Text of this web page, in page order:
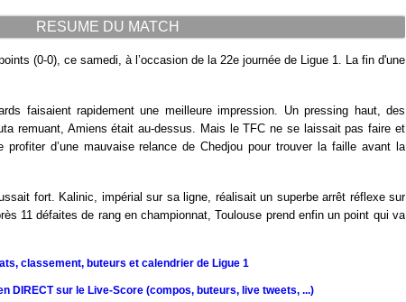
RESUME DU MATCH
(0-0), ce samedi, à l’occasion de la 22e journée de Ligue 1. La fin d'une
faisaient rapidement une meilleure impression. Un pressing haut, des
remuant, Amiens était au-dessus. Mais le TFC ne se laissait pas faire et
d’une mauvaise relance de Chedjou pour trouver la faille avant la
fort. Kalinic, impérial sur sa ligne, réalisait un superbe arrêt réflexe sur
11 défaites de rang en championnat, Toulouse prend enfin un point qui va
classement, buteurs et calendrier de Ligue 1
DIRECT sur le Live-Score (compos, buteurs, live tweets, ...)